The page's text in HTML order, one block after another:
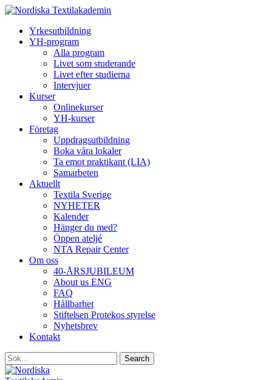
Yrkesutbildning
YH-program
Alla program
Livet som studerande
Livet efter studierna
Intervjuer
Kurser
Onlinekurser
YH-kurser
Företag
Uppdragsutbildning
Boka våra lokaler
Ta emot praktikant (LIA)
Samarbeten
Aktuellt
Textila Sverige
NYHETER
Kalender
Hänger du med?
Öppen ateljé
NTA Repair Center
Om oss
40-ÅRSJUBILEUM
About us ENG
FAQ
Hållbarhet
Stiftelsen Protekos styrelse
Nyhetsbrev
Kontakt
Search